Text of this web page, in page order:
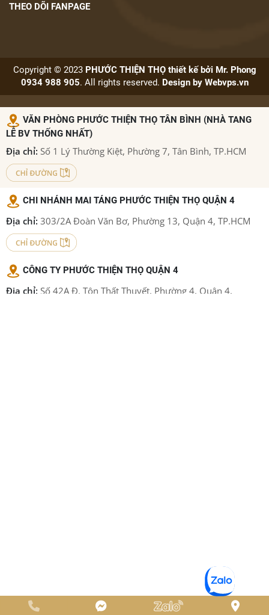
THEO DÕI FANPAGE
Copyright © 2023 PHƯỚC THIỆN THỌ thiết kế bởi Mr. Phong
0934 988 905. All rights reserved. Design by Webvps.vn
VĂN PHÒNG PHƯỚC THIỆN THỌ TÂN BÌNH (NHÀ TANG
LỄ BV THỐNG NHẤT)
Địa chỉ: Số 1 Lý Thường Kiệt, Phường 7, Tân Bình, TP.HCM
CHI NHÁNH MAI TÁNG PHƯỚC THIỆN THỌ QUẬN 4
Địa chỉ: 303/2A Đoàn Văn Bơ, Phường 13, Quận 4, TP.HCM
CÔNG TY PHƯỚC THIỆN THỌ QUẬN 4
Địa chỉ: Số 42A Đ. Tôn Thất Thuyết, Phường 4, Quận 4,